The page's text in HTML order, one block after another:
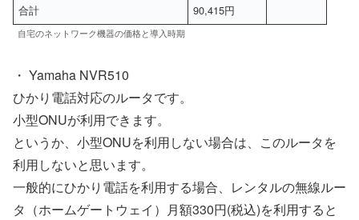
合計
90,415円
自宅のネットワーク機器の価格と導入時期
・ Yamaha NVR510
ひかり電話対応のルータです。
小型ONUが利用できます。
というか、小型ONUを利用しない場合は、このルータを
利用しないと思います。
一般的にひかり電話を利用する場合、レンタルの無線ルー
タ（ホームゲートウェイ）月額330円(税込)を利用すると